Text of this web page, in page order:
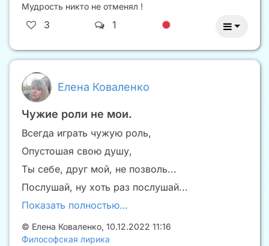
Мудрость никто не отменял !
3 1
Елена Коваленко
Чужие роли не мои.
Всегда играть чужую роль,
Опустошая свою душу,
Ты себе, друг мой, не позволь...
Послушай, ну хоть раз послушай...
Показать полностью…
© Елена Коваленко, 10.12.2022 11:16
Философская лирика